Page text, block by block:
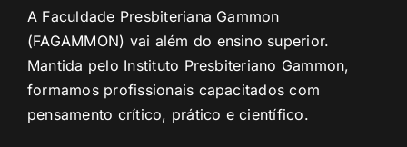
A Faculdade Presbiteriana Gammon
(FAGAMMON) vai além do ensino superior.
Mantida pelo Instituto Presbiteriano Gammon,
formamos profissionais capacitados com
pensamento crítico, prático e científico.